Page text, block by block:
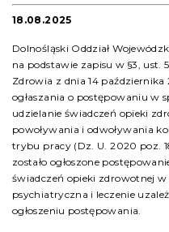
18.08.2025
Dolnośląski Oddział
na podstawie zapisu w §3, ust.
Zdrowia z dnia 14
ogłaszania o postępowaniu w
udzielanie świadczeń opieki
powoływania i odwoływania
trybu pracy (Dz. U. 2020 poz.
zostało ogłoszone
świadczeń opieki zdrowotnej
psychiatryczna i leczenie
ogłoszeniu postępowania.